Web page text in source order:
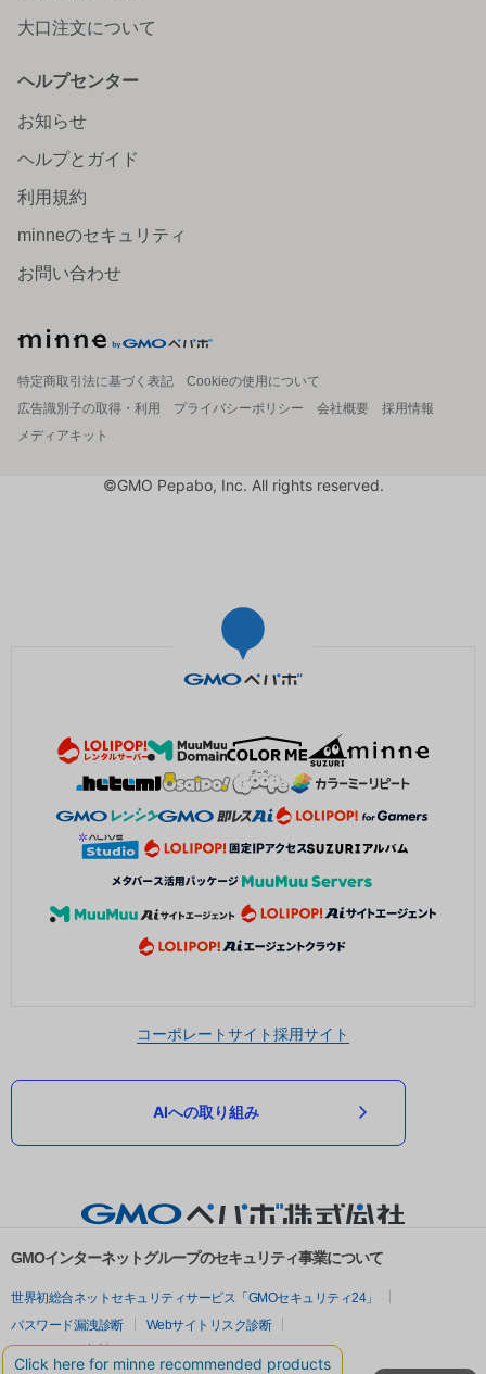
大口注文について
ヘルプセンター
お知らせ
ヘルプとガイド
利用規約
minneのセキュリティ
お問い合わせ
特定商取引法に基づく表記
Cookieの使用について
広告識別子の取得・利用
プライバシーポリシー 会社概要
採用情報
メディアキット
©GMO Pepabo, Inc. All rights reserved.
コーポレートサイト採用サイト
AIへの取り組み
GMOインターネットグループのセキュリティ事業について
世界初総合ネットセキュリティサービス「GMOセキュリティ24」
パスワード漏洩診断
Webサイトリスク診断
セキュリティ相談AIチャットボット